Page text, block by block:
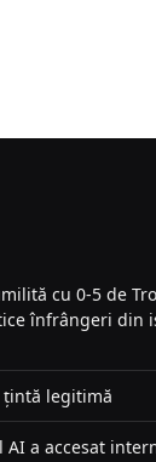
cu 0-5 de
înfrângeri din
legitimă
AI a accesat